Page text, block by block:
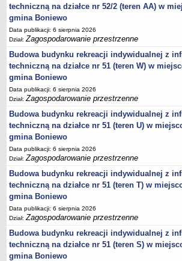
Plan postępowań na 2026 rok
Plan postępowań o udzielenie zamówień na
Plan postępowań na rok 2024
Plan postępowań o udzielenie zamówień na
Plan postępowań o udzielenie zamówień na
Plan postępowań w 2021 roku
Plan postępowań o udzielenie zamówień w
Plan postępowań o udzielenie zamówień na
Plan postępowań o udzielenie zamówień w
Plan postępowań o udzielenie zamówień w
Dług publiczny, Pomoc publiczna
Realizacja inwestycji
Konkursy
elektronizacja zamówień publicznych
zamówienia do 170 000 PLN
techniczną na działce nr 52/2 (teren AA) w
gmina Boniewo
Data publikacji: 6 sierpnia 2026
Dział:Zagospodarowanie przestrzenne
Budowa budynku rekreacji indywidualnej z
techniczną na działce nr 51 (teren W) w
gmina Boniewo
Data publikacji: 6 sierpnia 2026
Dział:Zagospodarowanie przestrzenne
Budowa budynku rekreacji indywidualnej z
techniczną na działce nr 51 (teren U) w
gmina Boniewo
Data publikacji: 6 sierpnia 2026
Dział:Zagospodarowanie przestrzenne
Budowa budynku rekreacji indywidualnej z
techniczną na działce nr 51 (teren T) w
gmina Boniewo
Data publikacji: 6 sierpnia 2026
Dział:Zagospodarowanie przestrzenne
Budowa budynku rekreacji indywidualnej z
techniczną na działce nr 51 (teren S) w
gmina Boniewo